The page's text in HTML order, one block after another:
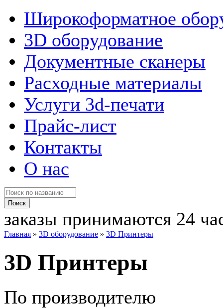
Широкоформатное
3D оборудование
Документные сканеры
Расходные материалы
Услуги 3d-печати
Прайс-лист
Контакты
О нас
заказы принимаются 24
Главная » 3D оборудование » 3D Принтеры
3D Принтеры
По производителю